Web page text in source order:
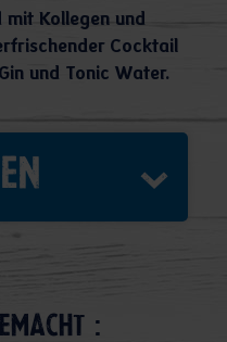
mit Kollegen und
Cocktail
und Tonic Water.
: